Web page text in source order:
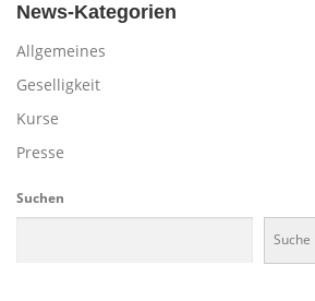
News-Kategorien
Allgemeines
Geselligkeit
Kurse
Presse
Suchen
Suche